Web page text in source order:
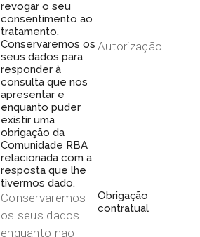
revogar o seu
consentimento ao
tratamento.
Conservaremos os
seus dados para
responder à
consulta que nos
apresentar e
enquanto puder
existir uma
obrigação da
Comunidade RBA
relacionada com a
resposta que lhe
tivermos dado.
Autorização
Conservaremos
os seus dados
enquanto não
Obrigação
contratual